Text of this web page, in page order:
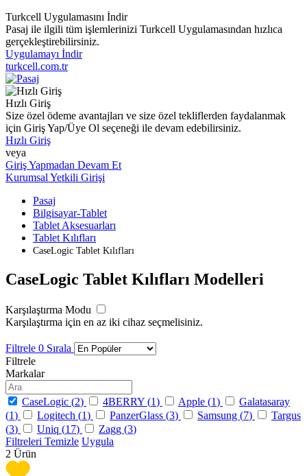
Turkcell Uygulamasını İndir
Pasaj ile ilgili tüm işlemlerinizi Turkcell Uygulamasından hızlıca
gerçekleştirebilirsiniz.
Uygulamayı İndir
turkcell.com.tr
Hızlı Giriş
Size özel ödeme avantajları ve size özel tekliflerden faydalanmak
için Giriş Yap/Üye Ol seçeneği ile devam edebilirsiniz.
Hızlı Giriş
veya
Giriş Yapmadan Devam Et
Kurumsal Yetkili Girişi
Pasaj
Bilgisayar-Tablet
Tablet Aksesuarları
Tablet Kılıfları
CaseLogic Tablet Kılıfları
CaseLogic Tablet Kılıfları Modelleri
Karşılaştırma Modu
Karşılaştırma için en az iki cihaz seçmelisiniz.
Filtrele 0 Sırala
Filtrele
Markalar
CaseLogic (2) 4BERRY (1) Apple (1)
Galatasaray
(1) Logitech (1) PanzerGlass (3) Samsung (7)
Targus
(3) Uniq (17) Zagg (3)
Filtreleri Temizle Uygula
2 Ürün